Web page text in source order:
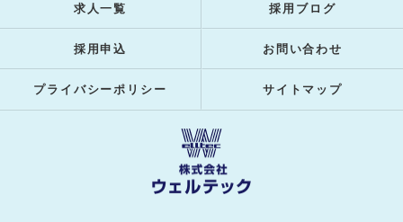
求人一覧 採用ブログ
採用申込 お問い合わせ
プライバシーポリシー サイトマップ